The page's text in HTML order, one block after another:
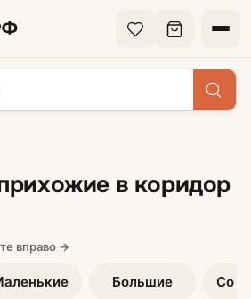
в коридор
Большие Со